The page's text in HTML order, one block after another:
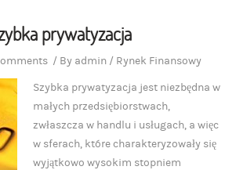
prywatyzacja
/ By admin/ Rynek Finansowy
Szybka prywatyzacja jest niezbędna w
małych przedsiębiorstwach,
zwłaszcza w handlu i usługach, a więc
w sferach, które charakteryzowały się
wyjątkowo wysokim stopniem